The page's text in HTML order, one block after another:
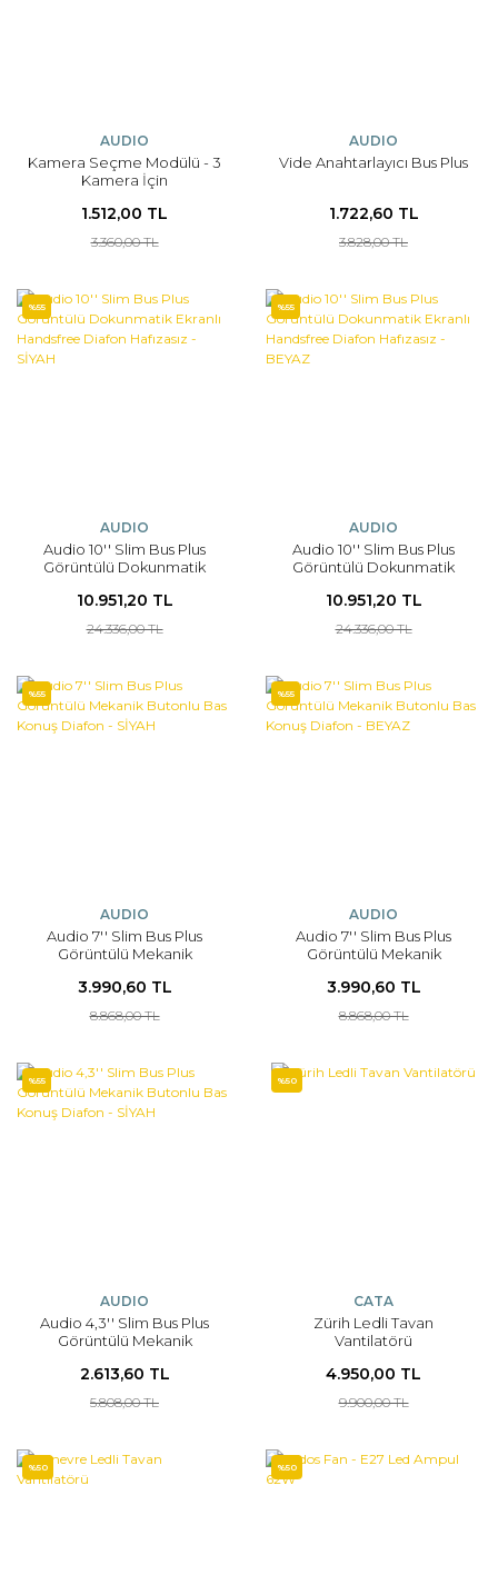
AUDIO
Kamera Seçme Modülü - 3
Kamera İçin
1.512,00 TL
3.360,00 TL
AUDIO
Vide Anahtarlayıcı Bus Plus
1.722,60 TL
3.828,00 TL
%55
AUDIO
Audio 10'' Slim Bus Plus
Görüntülü Dokunmatik
Hafızasız - SİYAH
10.951,20 TL
24.336,00 TL
%55
AUDIO
Audio 10'' Slim Bus Plus
Görüntülü Dokunmatik
Hafızasız - BEYAZ
10.951,20 TL
24.336,00 TL
%55
AUDIO
Audio 7'' Slim Bus Plus
Görüntülü Mekanik
SİYAH
3.990,60 TL
8.868,00 TL
%55
AUDIO
Audio 7'' Slim Bus Plus
Görüntülü Mekanik
BEYAZ
3.990,60 TL
8.868,00 TL
%55
AUDIO
Audio 4,3'' Slim Bus Plus
Görüntülü Mekanik
SİYAH
2.613,60 TL
5.808,00 TL
%50
CATA
Zürih Ledli Tavan
Vantilatörü
4.950,00 TL
9.900,00 TL
%50 %50